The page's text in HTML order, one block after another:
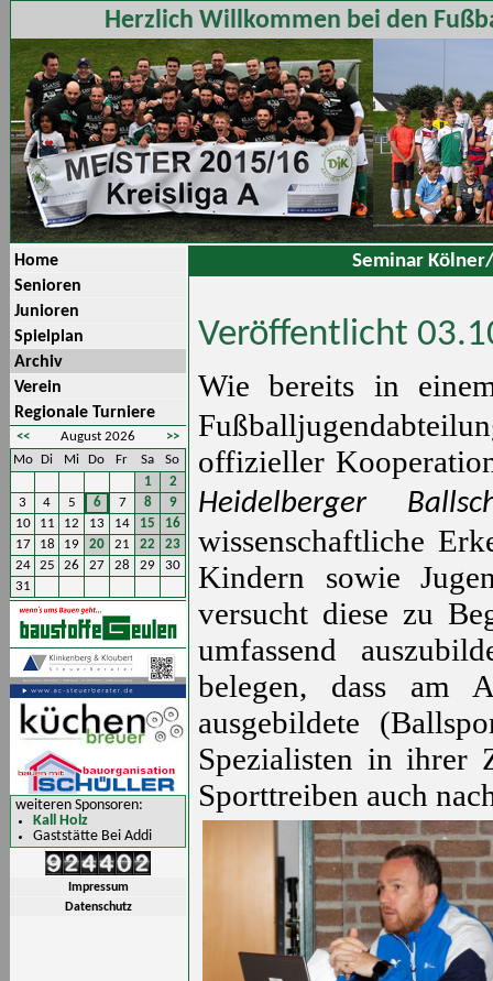
Herzlich Willkommen bei den
Home
Senioren
Junioren
Spielplan
Archiv
Verein
Regionale Turniere
<< >>
August 2026
Mo Di Mi Do Fr Sa
So
1
2
3
4 5 6 7 8
9
10
11 12 13 14 15
16
17
18 19 20 21 22
23
24
25 26 27 28 29
30
31
weiteren Sponsoren:
Kall Holz
Gaststätte Bei Addi
Impressum
Datenschutz
Seminar
Veröffentlicht
Wie bereits in
offizieller
Heidelberger
wissenschaftliche
Kindern sowie
versucht diese zu
umfassend
belegen, dass am
ausgebildete
Spezialisten in ihrer
Sporttreiben auch